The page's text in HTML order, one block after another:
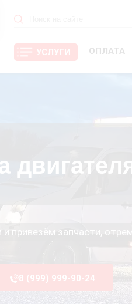
УСЛУГИ ОПЛАТА
привезём запчасти,
8 (999) 999-90-24